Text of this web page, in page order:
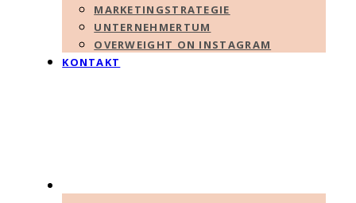
MARKETINGSTRATEGIE
UNTERNEHMERTUM
OVERWEIGHT ON INSTAGRAM
KONTAKT